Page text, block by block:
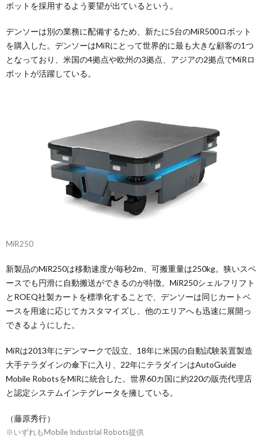
ボットを採用するよう要望が出ているという。
デンソーは別の業務に配備するため、新たに5台のMiR500ロボット
を購入した。デンソーはMiRにとって世界的に最も大きな顧客の1つ
となっており、米国の4拠点や欧州の3拠点、アジアの2拠点でMiRロ
ボットが活躍している。
MiR250
新製品のMiR250は移動速度が毎秒2m、可搬重量は250kg。狭いスペ
ースでも円滑に自動搬送ができるのが特徴。MiR250シェルフリフト
とROEQ社製カートを標準化することで、デンソーは同じカートベ
ースを用途に応じてカスタマイズし、他のエリアへも迅速に展開っ
できるようにした。
MiRは2013年にデンマークで設立、18年に米国の自動試験装置製造
大手テラダインの傘下に入り、22年にテラダインはAutoGuide
Mobile RobotsをMiRに統合した。世界60カ国に約220の販売代理店
と認定システムインテグレータを擁している。
（藤原秀行）
※いずれもMobile Industrial Robots提供